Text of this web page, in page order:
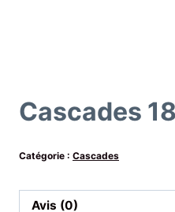
Cascades
Catégorie : Cascades
Avis (0)